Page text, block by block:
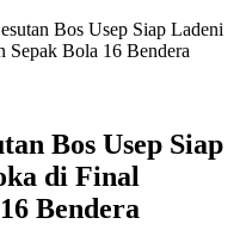
Bos Usep Siap Ladeni
Sepak Bola 16 Bendera
Bos Usep Siap
di Final
Bendera